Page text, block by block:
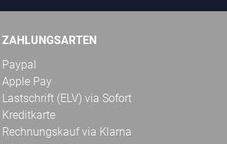
ZAHLUNGSARTEN
Paypal
Apple Pay
Lastschrift (ELV) via Sofort
Kreditkarte
Rechnungskauf via Klarna